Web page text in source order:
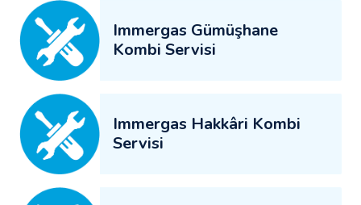
Immergas Gümüşhane
Kombi Servisi
Immergas Hakkâri Kombi
Servisi